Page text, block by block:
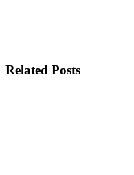
Related Posts